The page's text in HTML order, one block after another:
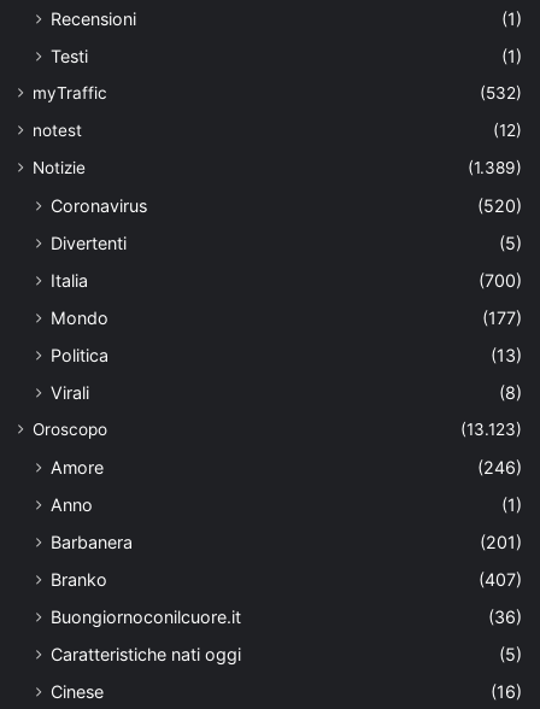
Recensioni
(1)
Testi
(1)
myTraffic
(532)
notest
(12)
Notizie
(1.389)
Coronavirus
(520)
Divertenti
(5)
Italia
(700)
Mondo
(177)
Politica
(13)
Virali
(8)
Oroscopo (13.123)
Amore
(246)
Anno
(1)
Barbanera
(201)
Branko
(407)
Buongiornoconilcuore.it
(36)
Caratteristiche nati oggi
(5)
Cinese
(16)